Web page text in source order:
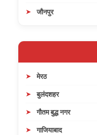
जौनपुर
मेरठ
बुलंदशहर
गौतम बुद्ध नगर
गाजियाबाद